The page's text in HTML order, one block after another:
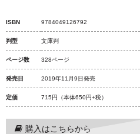
ISBN 9784049126792
判型 文庫判
ページ数 328ページ
発売日 2019年11月9日発売
定価 715円 （本体650円+税）
購入はこちらから